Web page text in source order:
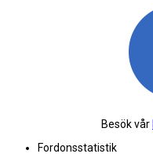
Besök vår
Fordonsstatistik